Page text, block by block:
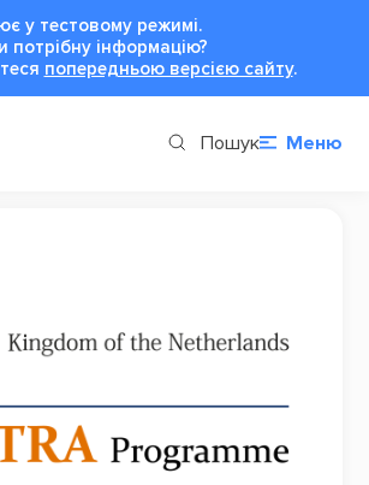
у тестовому режимі.
потрібну інформацію?
попередньою версією сайту.
Пошук Меню